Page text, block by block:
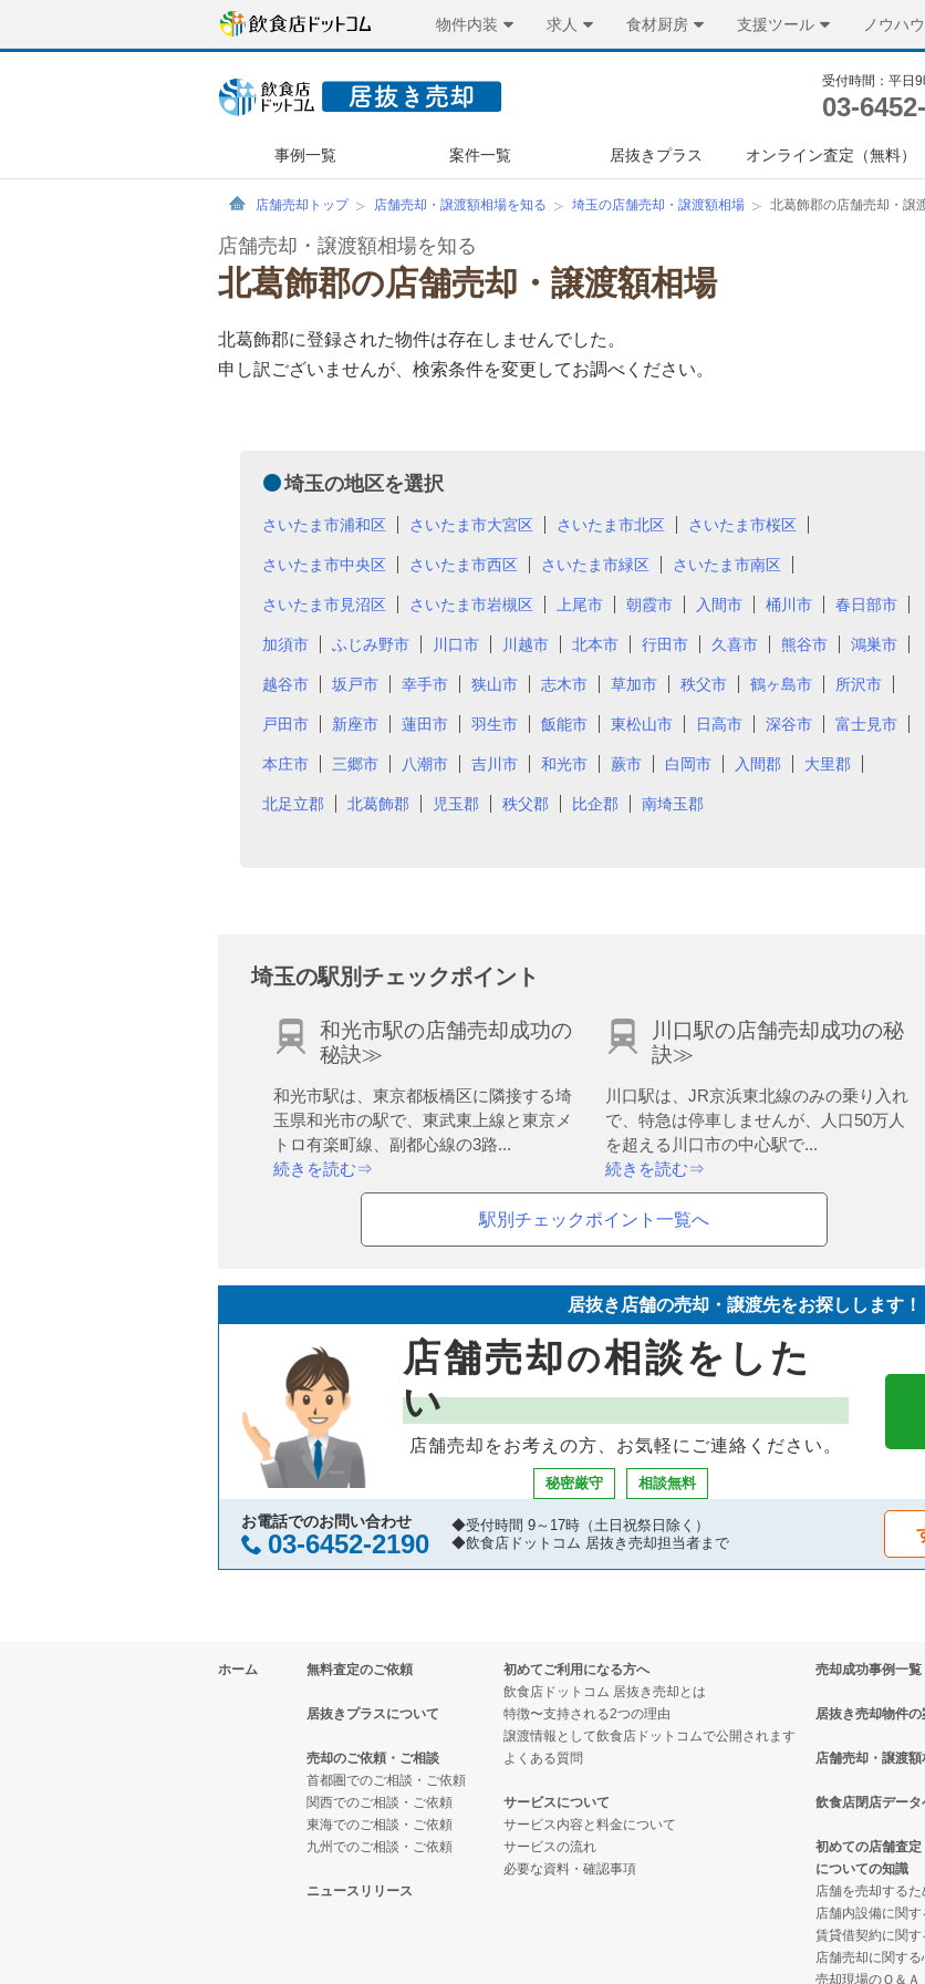
物件内装 求人 食材厨房 支援ツール ノウハウ
受付時間：平日
03-
事例一覧 案件一覧 居抜きプラス オンライン査定（無料）
店舗売却トップ 店舗売却・譲渡額相場を知る 埼玉の店舗売却・譲渡額相場 北葛飾郡の店舗売却・譲
店舗売却・譲渡額相場を知る
北葛飾郡の店舗売却・譲渡額相場
北葛飾郡に登録された物件は存在しませんでした。
申し訳ございませんが、検索条件を変更してお調べください。
埼玉の地区を選択
さいたま市浦和区 さいたま市大宮区 さいたま市北区 さいたま市桜区
さいたま市中央区 さいたま市西区 さいたま市緑区 さいたま市南区
さいたま市見沼区 さいたま市岩槻区 上尾市 朝霞市 入間市 桶川市 春日部市
加須市 ふじみ野市 川口市 川越市 北本市 行田市 久喜市 熊谷市 鴻巣市
越谷市 坂戸市 幸手市 狭山市 志木市 草加市 秩父市 鶴ヶ島市 所沢市
戸田市 新座市 蓮田市 羽生市 飯能市 東松山市 日高市 深谷市 富士見市
本庄市 三郷市 八潮市 吉川市 和光市 蕨市 白岡市 入間郡 大里郡
北足立郡 北葛飾郡 児玉郡 秩父郡 比企郡 南埼玉郡
埼玉の駅別チェックポイント
和光市駅の店舗売却成功の
秘訣≫
和光市駅は、東京都板橋区に隣接する埼
玉県和光市の駅で、東武東上線と東京メ
トロ有楽町線、副都心線の3路...
続きを読む⇒
川口駅の店舗売却成功の秘
訣≫
川口駅は、JR京浜東北線のみの乗り入れ
で、特急は停車しませんが、人口50万人
を超える川口市の中心駅で...
続きを読む⇒
駅別チェックポイント一覧へ
居抜き店舗の売却・譲渡先をお探しします！
店舗売却の相談をした
い
店舗売却をお考えの方、お気軽にご連絡ください。
秘密厳守 相談無料
お電話でのお問い合わせ
03-6452-2190
◆受付時間 9～17時（土日祝祭日除く）
◆飲食店ドットコム 居抜き売却担当者まで
ホーム 無料査定のご依頼
居抜きプラスについて
売却のご依頼・ご相談
首都圏でのご相談・ご依頼
関西でのご相談・ご依頼
東海でのご相談・ご依頼
九州でのご相談・ご依頼
ニュースリリース
初めてご利用になる方へ
飲食店ドットコム 居抜き売却とは
特徴〜支持される2つの理由
譲渡情報として飲食店ドットコムで公開されます
よくある質問
サービスについて
サービス内容と料金について
サービスの流れ
必要な資料・確認事項
売却成功事例一覧
居抜き売却物件
店舗売却・譲渡
飲食店閉店データ
初めての店舗査定
についての知識
店舗を売却する
店舗内設備に関す
賃貸借契約に関す
店舗売却に関する
売却現場のＱ＆Ａ